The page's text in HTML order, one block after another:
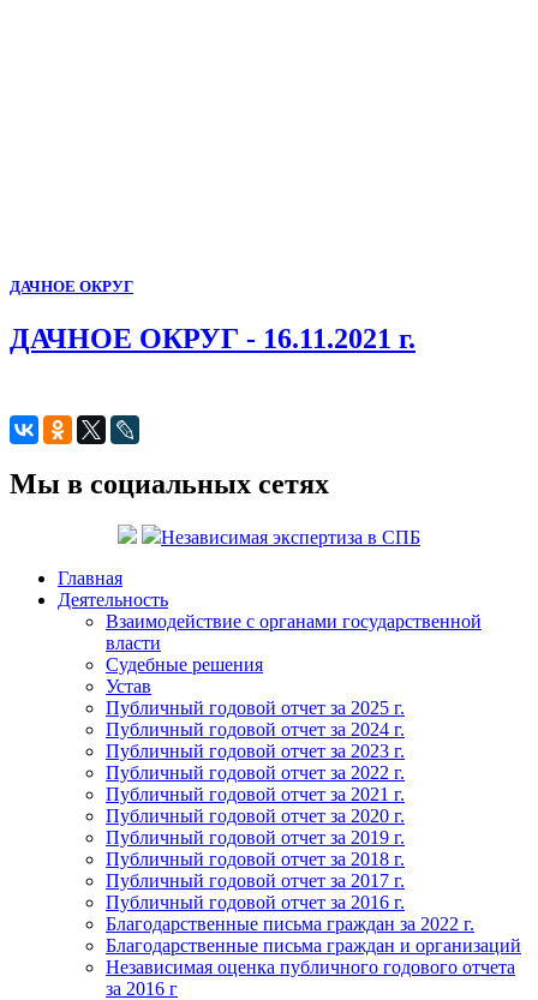
ДАЧНОЕ ОКРУГ
ДАЧНОЕ ОКРУГ - 16.11.2021 г.
Мы в социальных сетях
Независимая экспертиза в СПБ
Главная
Деятельность
Взаимодействие с органами государственной
власти
Судебные решения
Устав
Публичный годовой отчет за 2025 г.
Публичный годовой отчет за 2024 г.
Публичный годовой отчет за 2023 г.
Публичный годовой отчет за 2022 г.
Публичный годовой отчет за 2021 г.
Публичный годовой отчет за 2020 г.
Публичный годовой отчет за 2019 г.
Публичный годовой отчет за 2018 г.
Публичный годовой отчет за 2017 г.
Публичный годовой отчет за 2016 г.
Благодарственные письма граждан за 2022 г.
Благодарственные письма граждан и организаций
Независимая оценка публичного годового отчета
за 2016 г